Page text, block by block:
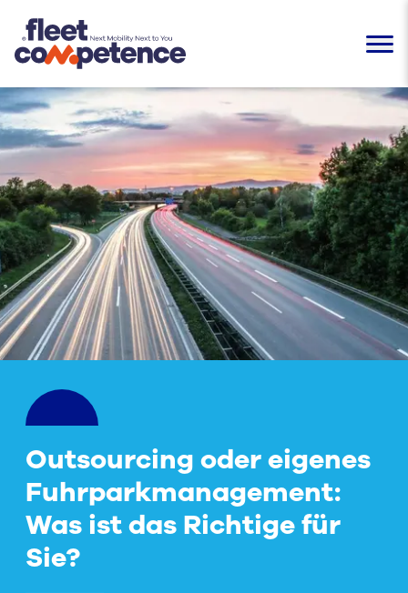
Outsourcing oder eigenes
Fuhrparkmanagement:
Was ist das Richtige für
Sie?